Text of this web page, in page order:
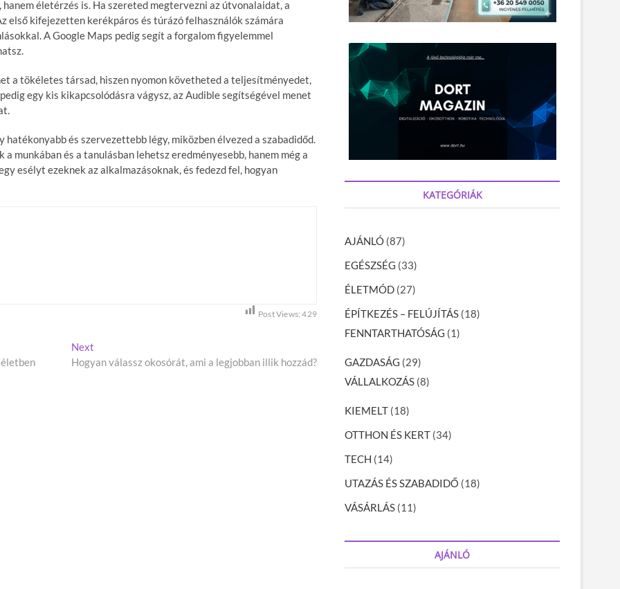
életérzés is. Ha szereted megtervezni az útvonalaidat, a
első kifejezetten kerékpáros és túrázó felhasználók számára
A Google Maps pedig segít a forgalom figyelemmel
a tökéletes társad, hiszen nyomon követheted a teljesítményedet,
egy kis kikapcsolódásra vágysz, az Audible segítségével menet
és szervezettebb légy, miközben élvezed a szabadidőd.
munkában és a tanulásban lehetsz eredményesebb, hanem még a
esélyt ezeknek az alkalmazásoknak, és fedezd fel, hogyan
Post Views: 429
Next
e
Hogyan válassz okosórát, ami a legjobban illik hozzád?
KATEGÓRIÁK
AJÁNLÓ (87)
EGÉSZSÉG (33)
ÉLETMÓD (27)
ÉPÍTKEZÉS – FELÚJÍTÁS (18)
FENNTARTHATÓSÁG (1)
GAZDASÁG (29)
VÁLLALKOZÁS (8)
KIEMELT (18)
OTTHON ÉS KERT (34)
TECH (14)
UTAZÁS ÉS SZABADIDŐ (18)
VÁSÁRLÁS (11)
AJÁNLÓ